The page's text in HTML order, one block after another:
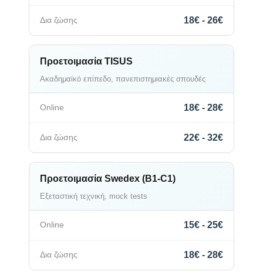
18€ - 26€
Προετοιμασία TISUS
Ακαδημαϊκό επίπεδο, πανεπιστημιακές σπουδές
18€ - 28€
22€ - 32€
Προετοιμασία Swedex (B1-C1)
Εξεταστική τεχνική, mock tests
15€ - 25€
18€ - 28€